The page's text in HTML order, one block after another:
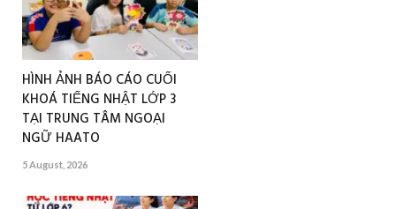
HÌNH ẢNH BÁO CÁO CUỐI
KHOÁ TIẾNG NHẬT LỚP 3
TẠI TRUNG TÂM NGOẠI
NGỮ HAATO
5 August, 2026